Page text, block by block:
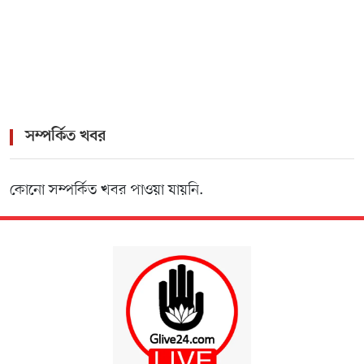
সম্পর্কিত খবর
কোনো সম্পর্কিত খবর পাওয়া যায়নি.